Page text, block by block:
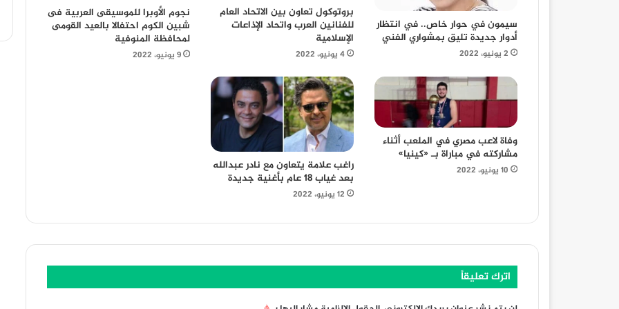
سيمون في حوار خاص.. في انتظار
أدوار جديدة تليق بمشواري الفني
2 يونيو، 2022
بروتوكول تعاون بين الاتحاد العام
للفنانين العرب واتحاد الإذاعات
الإسلامية
4 يونيو، 2022
نجوم الأوبرا للموسيقى العربية فى
شبين الكوم احتفالا بالعيد القومى
لمحافظة المنوفية
9 يونيو، 2022
وفاة لاعب مصري في الملعب أثناء
مشاركته في مباراة بـ «كينيا»
10 يونيو، 2022
راغب علامة يتعاون مع نادر عبدالله
بعد غياب 18 عام بأغنية جديدة
12 يونيو، 2022
اترك تعليقاً